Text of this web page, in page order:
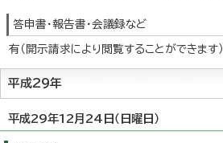
答申書・報告書・会議録など
有（開示請求により閲覧することができます）
平成29年
平成29年12月24日（日曜日）